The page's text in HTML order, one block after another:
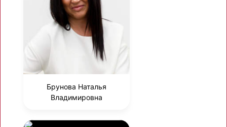
Брунова Наталья
Владимировна